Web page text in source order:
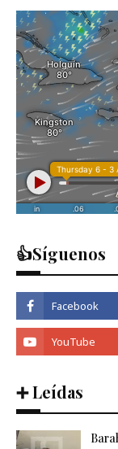
👍Síguenos
➕ Leídas